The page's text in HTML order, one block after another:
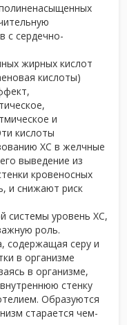
с сердечно-
жирных кислот
кислоты)
и
кислоты
ХС в желчные
выведение из
кровеносных
и снижают риск
системы уровень ХС,
роль.
содержащая серу и
в организме
в организме,
стенку
Образуются
старается чем-